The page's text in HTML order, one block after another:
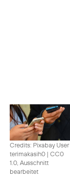
Credits: Pixabay User
terimakasih0 | CC0
1.0, Ausschnitt
bearbeitet